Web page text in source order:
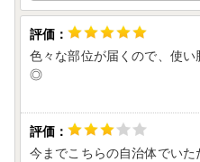
色々な部位が届くので、使
◎
今までこちらの自治体でい